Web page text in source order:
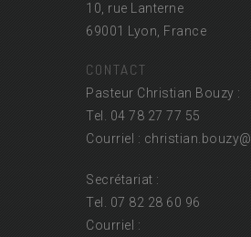
10, rue Lanterne
69001 Lyon, France
CONTACT
Pasteur Christian Bouzy :
Tel. 04 78 27 77 55
Courriel : christian.bouzy@
Secrétariat :
Tel. 07 82 28 60 96
Courriel :